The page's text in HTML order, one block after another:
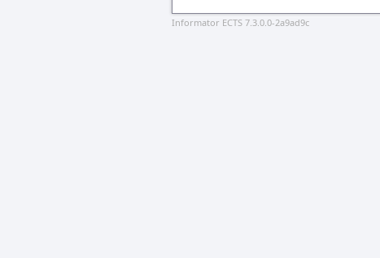
Informator ECTS 7.3.0.0-2a9ad9c